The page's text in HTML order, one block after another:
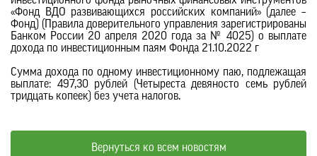
«Фонд ВДО развивающихся российских компаний» (далее –
Фонд) (Правила доверительного управления зарегистрированы
Банком России 20 апреля 2020 года за № 4025) о выплате
дохода по инвестиционным паям Фонда 21.10.2022 г
Сумма дохода по одному инвестиционному паю, подлежащая
выплате: 497,30 рублей (Четыреста девяносто семь рублей
тридцать копеек) без учета налогов.
Вернуться ко всем новостям